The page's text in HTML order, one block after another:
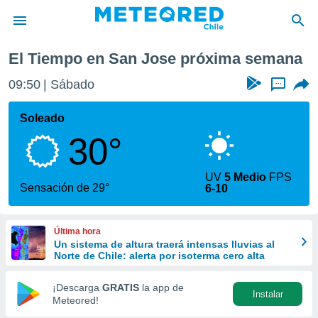
de
por
que se
calidad.
a este
las
y
forma
digital
basada
El Tiempo en San Jose próxima semana
09:50 Sábado ...
Soleado
30°
Sensación de 29°
UV5 Medio FPS
6-10
Última hora
Un sistema de altura traerá intensas lluvias al
Norte de Chile: alerta por isoterma cero alta
¡Descarga GRATIS la app de
Meteored!
Instalar